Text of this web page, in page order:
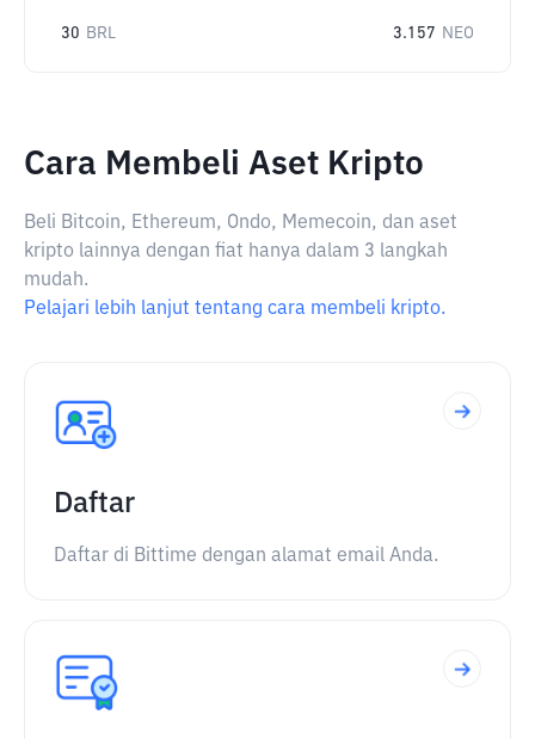
30 BRL 3.157 NEO
Cara Membeli Aset Kripto
Beli Bitcoin, Ethereum, Ondo, Memecoin, dan aset
kripto lainnya dengan fiat hanya dalam 3 langkah
mudah.
Pelajari lebih lanjut tentang cara membeli kripto.
Daftar
Daftar di Bittime dengan alamat email Anda.